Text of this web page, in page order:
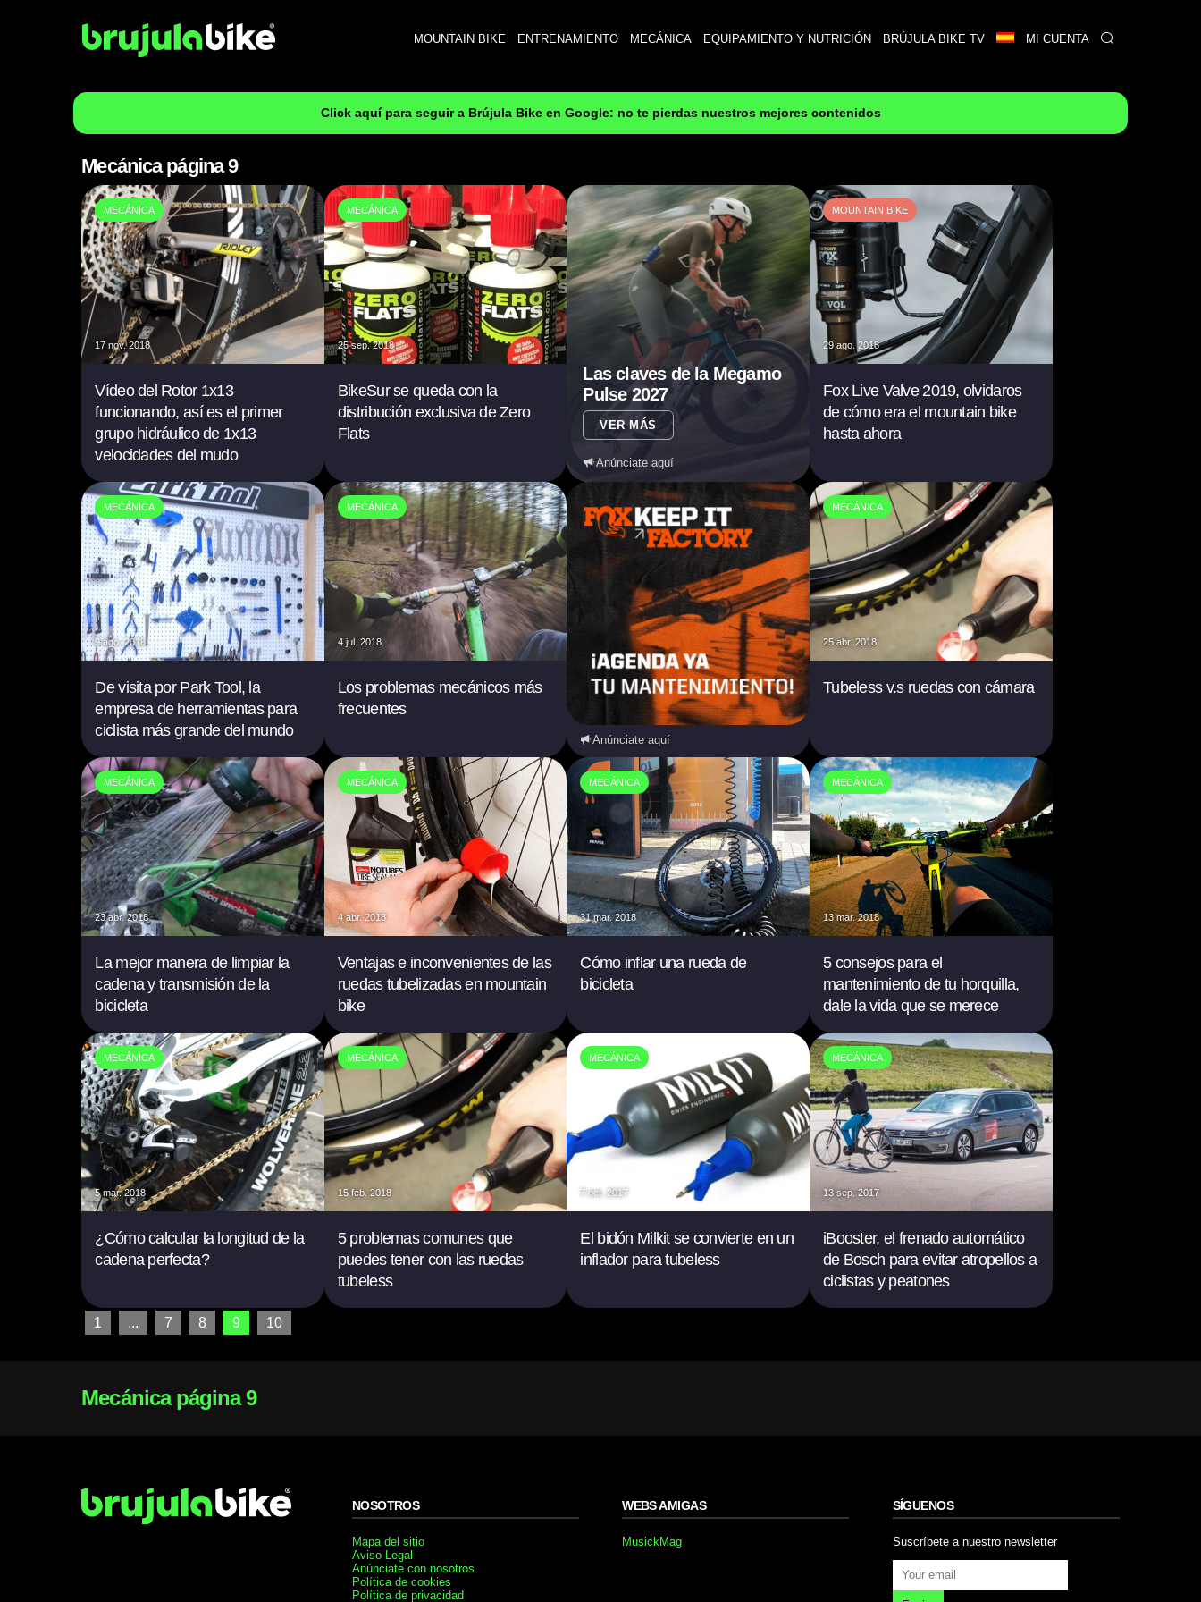
MOUNTAIN BIKE ENTRENAMIENTO MECÁNICA EQUIPAMIENTO Y NUTRICIÓN BRÚJULA BIKE TV MI CUENTA
Click aquí para seguir a Brújula Bike en Google: no te pierdas nuestros mejores contenidos
Mecánica página 9
MECÁNICA
17 nov. 2018
Vídeo del Rotor 1x13
funcionando, así es el primer
grupo hidráulico de 1x13
velocidades del mudo
MECÁNICA
25 sep. 2018
BikeSur se queda con la
distribución exclusiva de Zero
Flats
Las claves de la Megamo
Pulse 2027
VER MÁS
Anúnciate aquí
MOUNTAIN BIKE
29 ago. 2018
Fox Live Valve 2019, olvidaros
de cómo era el mountain bike
hasta ahora
MECÁNICA
9 ago. 2018
De visita por Park Tool, la
empresa de herramientas para
ciclista más grande del mundo
MECÁNICA
4 jul. 2018
Los problemas mecánicos más
frecuentes
Anúnciate aquí
MECÁNICA
25 abr. 2018
Tubeless v.s ruedas con cámara
MECÁNICA
23 abr. 2018
La mejor manera de limpiar la
cadena y transmisión de la
bicicleta
MECÁNICA
4 abr. 2018
Ventajas e inconvenientes de las
ruedas tubelizadas en mountain
bike
MECÁNICA
31 mar. 2018
Cómo inflar una rueda de
bicicleta
MECÁNICA
13 mar. 2018
5 consejos para el
mantenimiento de tu horquilla,
dale la vida que se merece
MECÁNICA
5 mar. 2018
¿Cómo calcular la longitud de la
cadena perfecta?
MECÁNICA
15 feb. 2018
5 problemas comunes que
puedes tener con las ruedas
tubeless
MECÁNICA
7 oct. 2017
El bidón Milkit se convierte en un
inflador para tubeless
MECÁNICA
13 sep. 2017
iBooster, el frenado automático
de Bosch para evitar atropellos a
ciclistas y peatones
1 ... 7 8 9 10
Mecánica página 9
NOSOTROS
Mapa del sitio
Aviso Legal
Anúnciate con nosotros
Política de cookies
Política de privacidad
WEBS AMIGAS
MusickMag
SÍGUENOS
Suscríbete a nuestro newsletter